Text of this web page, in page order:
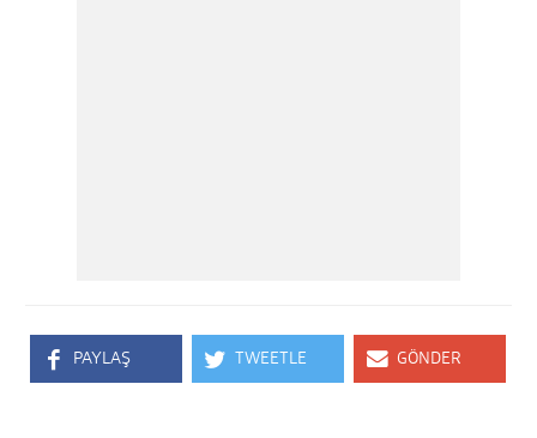
PAYLAŞ TWEETLE GÖNDER